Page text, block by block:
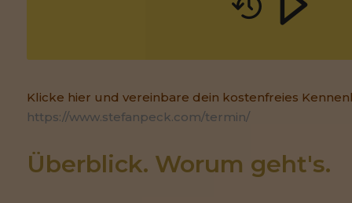
Klicke hier und vereinbare dein kostenfreies
https://www.stefanpeck.com/termin/
Überblick. Worum geht's.